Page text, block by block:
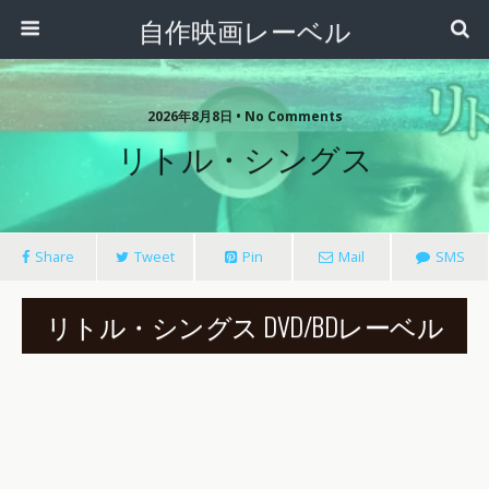
自作映画レーベル
2026年8月8日 • No Comments
リトル・シングス
Share Tweet Pin Mail SMS
リトル・シングス DVD/BDレーベル